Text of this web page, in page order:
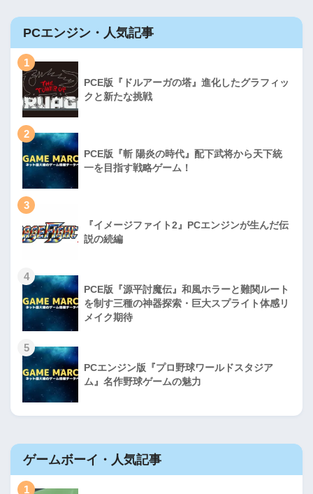
PCエンジン・人気記事
1
PCE版『ドルアーガの塔』進化したグラフィッ
クと新たな挑戦
2
PCE版『斬 陽炎の時代』配下武将から天下統
一を目指す戦略ゲーム！
3
『イメージファイト2』PCエンジンが生んだ伝
説の続編
4
PCE版『源平討魔伝』和風ホラーと難関ルート
を制す三種の神器探索・巨大スプライト体感リ
メイク期待
5
PCエンジン版『プロ野球ワールドスタジア
ム』名作野球ゲームの魅力
ゲームボーイ・人気記事
1